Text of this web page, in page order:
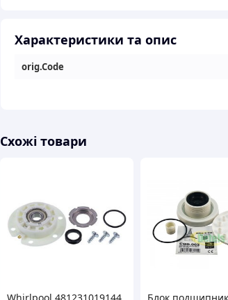
Характеристики та опис
orig.Code
Схожі товари